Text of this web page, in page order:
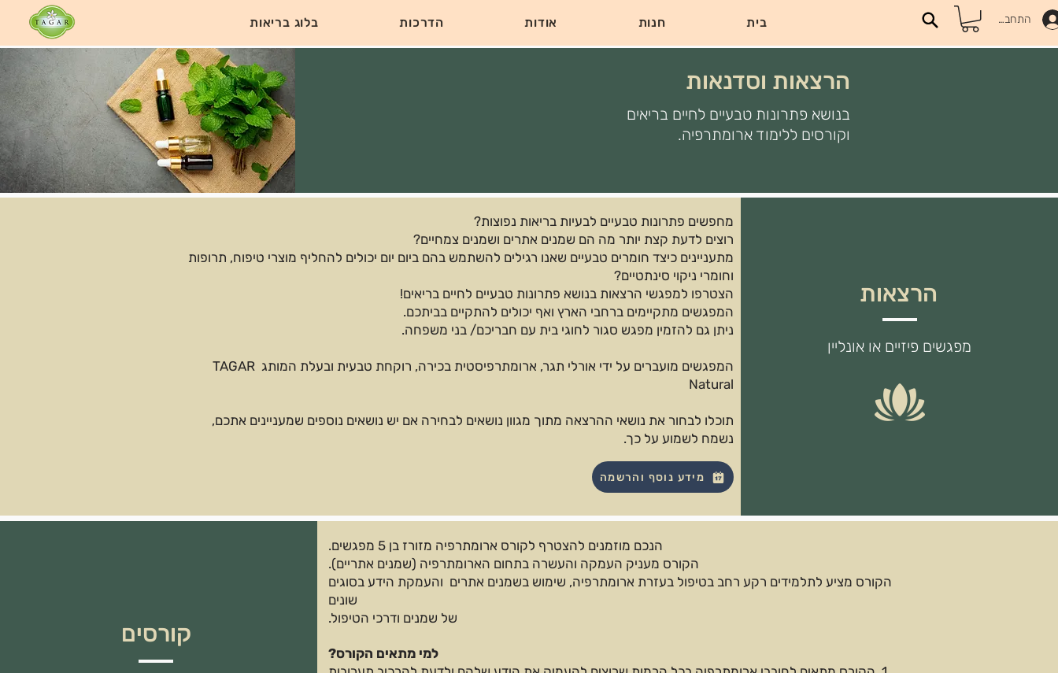
בית חנות אודות הדרכות בלוג בריאות התחברות
הרצאות וסדנאות
בנושא פתרונות טבעיים לחיים בריאים
וקורסים ללימוד ארומתרפיה.
מחפשים פתרונות טבעיים לבעיות בריאות נפוצות?
רוצים לדעת קצת יותר מה הם שמנים אתרים ושמנים צמחיים?
מתעניינים כיצד חומרים טבעיים שאנו רגילים להשתמש בהם ביום יום יכולים להחליף מוצרי טיפוח, תרופות
וחומרי ניקוי סינתטיים?
הצטרפו למפגשי הרצאות בנושא פתרונות טבעיים לחיים בריאים!
המפגשים מתקיימים ברחבי הארץ ואף יכולים להתקיים בביתכם.
ניתן גם להזמין מפגש סגור לחוגי בית עם חבריכם/ בני משפחה.
המפגשים מועברים על ידי אורלי תגר, ארומתרפיסטית בכירה, רוקחת טבעית ובעלת המותג TAGAR
Natural
תוכלו לבחור את נושאי ההרצאה מתוך מגוון נושאים לבחירה אם יש נושאים נוספים שמעניינים אתכם,
נשמח לשמוע על כך.
מידע נוסף והרשמה
הרצאות
מפגשים פיזיים או אונליין
קורסים
הנכם מוזמנים להצטרף לקורס ארומתרפיה מזורז בן 5 מפגשים.
הקורס מעניק העמקה והעשרה בתחום הארומתרפיה (שמנים אתריים).
הקורס מציע לתלמידים רקע רחב בטיפול בעזרת ארומתרפיה, שימוש בשמנים אתרים והעמקת הידע בסוגים
שונים
של שמנים ודרכי הטיפול.
למי מתאים הקורס?